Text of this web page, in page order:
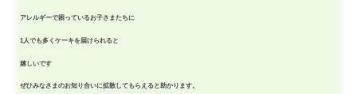
アレルギーで困っているお子さまたちに
1人でも多くケーキを届けられると
嬉しいです
ぜひみなさまのお知り合いに拡散してもらえると助かります。